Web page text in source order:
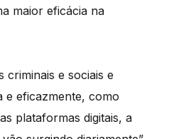
maior eficácia na
criminais e sociais e
e eficazmente, como
plataformas digitais, a